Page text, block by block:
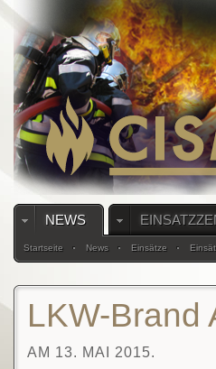
NEWS
Startseite News Einsätze
LKW-Brand
AM 13. MAI 2015.